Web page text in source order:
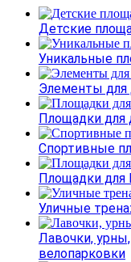
Детские
Уникальные
Элементы для
Площадки для
Спортивные
Площадки для
Уличные
Лавочки,
велопарковки